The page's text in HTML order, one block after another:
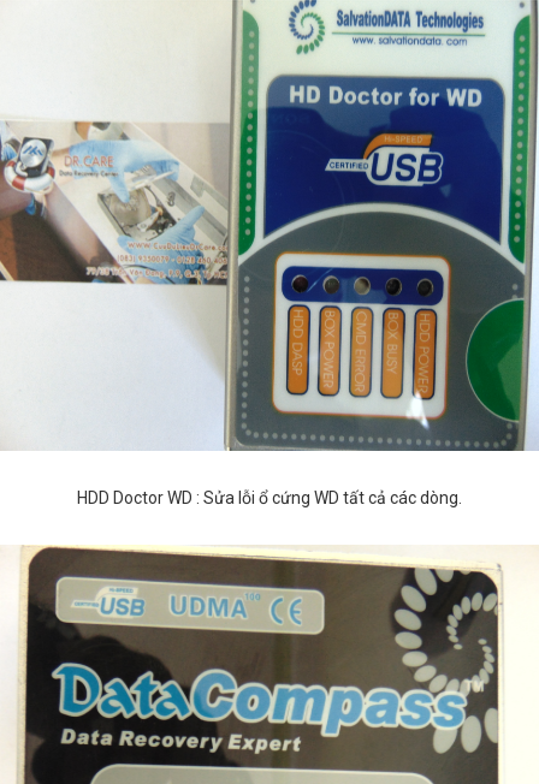
HDD Doctor WD : Sửa lỗi ổ cứng WD tất cả các dòng.